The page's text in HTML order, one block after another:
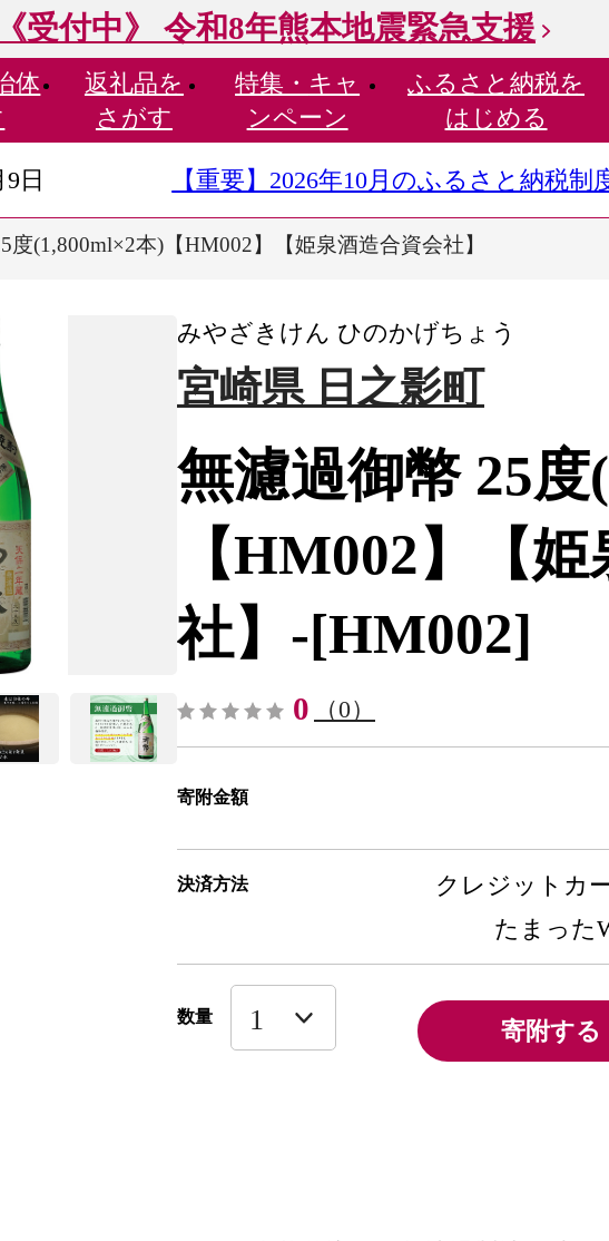
《受付中》 令和8年熊本地震緊急支援
体
返礼品を
さがす
特集・ キャ
ンペーン
ふるさと納税を
はじめる
9日 【重要】2026年10月のふるさと納税
度(1,800ml×2本)【HM002】【姫泉酒造合資会社】
みやざきけん ひのかげちょう
宮崎県 日之影町
無濾過御幣 25度
【HM002】【
社】-[HM002]
0 （0）
寄附金額
決済方法
クレジットカ
たまった
数量 寄附する